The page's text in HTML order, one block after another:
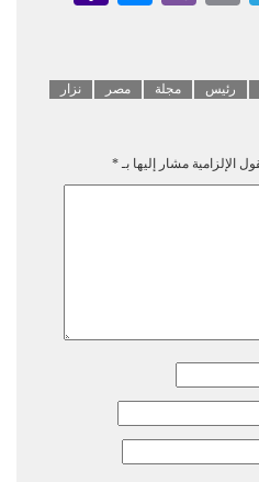
رئيس مجلة مصر نزار
الإلزامية مشار إليها بـ*